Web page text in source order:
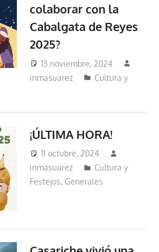
colaborar con la
Cabalgata de Reyes
2025?
13 noviembre, 2024
inmasuarez
Cultura y
¡ÚLTIMA HORA!
11 octubre, 2024
inmasuarez
Cultura y
Festejos, Generales